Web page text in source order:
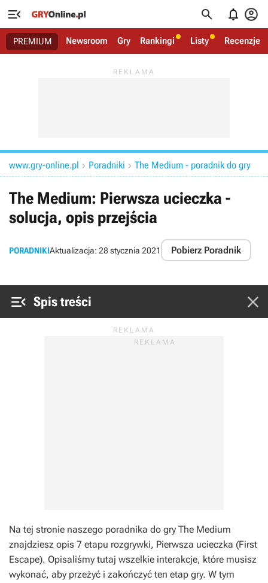
   
PREMIUM Newsroom Gry Rankingi Listy Recenzje
www.gry-online.pl  Poradniki  The Medium - poradnik do gry
The Medium: Pierwsza ucieczka -
solucja, opis przejścia
PORADNIKIAktualizacja: 28 stycznia 2021 Pobierz Poradnik
 Spis treści 
Na tej stronie naszego poradnika do gry The Medium
znajdziesz opis 7 etapu rozgrywki, Pierwsza ucieczka (First
Escape). Opisaliśmy tutaj wszelkie interakcje, które musisz
wykonać, aby przeżyć i zakończyć ten etap gry. W tym